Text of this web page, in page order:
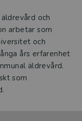
och
arbetar som
och
års erfarenhet
äldrevård.
som